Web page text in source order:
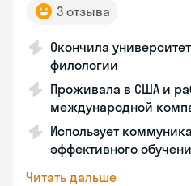
3 отзыва
Окончила
филологии
Проживала в США и
международной
Использует
эффективного
Читать дальше